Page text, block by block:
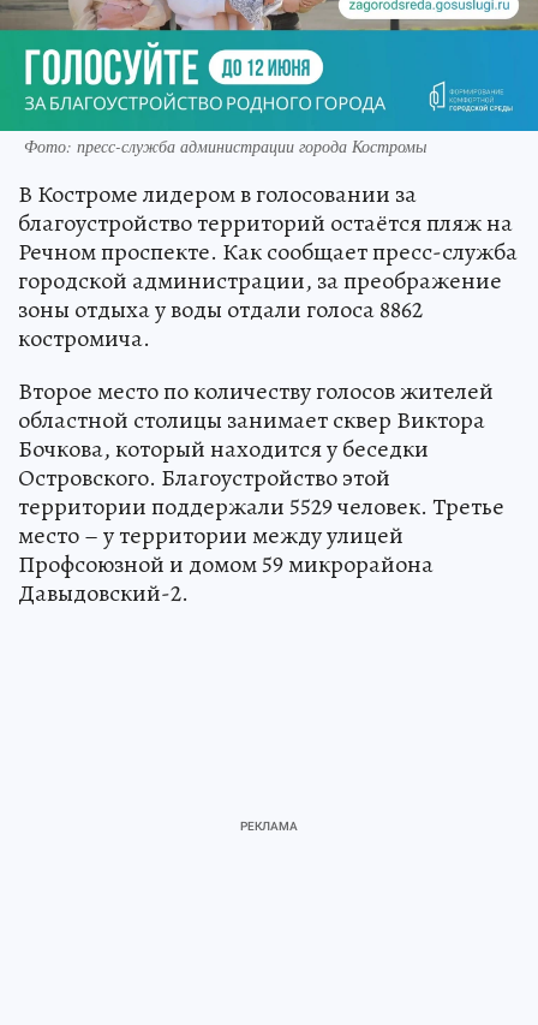
Фото: пресс-служба администрации города Костромы
В Костроме лидером в голосовании за
благоустройство территорий остаётся пляж на
Речном проспекте. Как сообщает пресс-служба
городской администрации, за преображение
зоны отдыха у воды отдали голоса 8862
костромича.
Второе место по количеству голосов жителей
областной столицы занимает сквер Виктора
Бочкова, который находится у беседки
Островского. Благоустройство этой
территории поддержали 5529 человек. Третье
место – у территории между улицей
Профсоюзной и домом 59 микрорайона
Давыдовский-2.